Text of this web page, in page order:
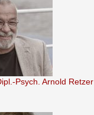
Psych. Arnold Retzer